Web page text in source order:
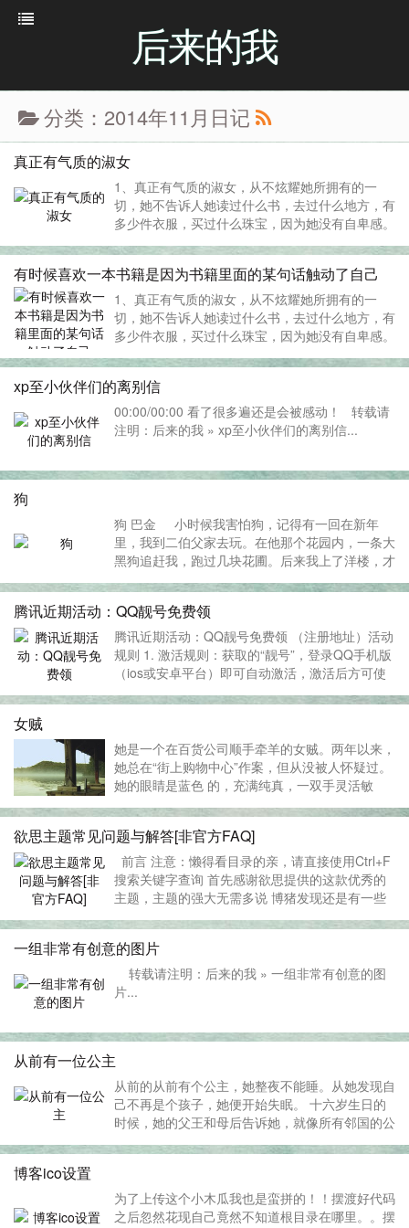
后来的我
分类：2014年11月日记
真正有气质的淑女
1、真正有气质的淑女，从不炫耀她所拥有的一
切，她不告诉人她读过什么书，去过什么地方，有
多少件衣服，买过什么珠宝，因为她没有自卑感。
——《圆舞》 2、如此情深，却难以启齿。原来你
若真爱一个人，内心酸涩，反而会说不出话来，甜
言蜜语，多数说给不相干的人听。——...
有时候喜欢一本书籍是因为书籍里面的某句话触动了自己
1、真正有气质的淑女，从不炫耀她所拥有的一
切，她不告诉人她读过什么书，去过什么地方，有
多少件衣服，买过什么珠宝，因为她没有自卑感。
——《圆舞》 2、如此情深，却难以启齿。原来你
若真爱一个人，内心酸涩，反而会说不出话来，甜
言蜜语，多数说给不相干的人听。——《她的二三
事》 ...
xp至小伙伴们的离别信
00:00/00:00 看了很多遍还是会被感动！ 转载请
注明：后来的我 » xp至小伙伴们的离别信...
狗
狗 巴金 小时候我害怕狗，记得有一回在新年
里，我到二伯父家去玩。在他那个花园内，一条大
黑狗追赶我，跑过几块花圃。后来我上了洋楼，才
躲过这一场灾难，没有让狗嘴咬坏我的腿。 以后
见着狗，我总是逃，它也总是追，而且屡屡望着我
的影子狺狺狂吠。我...
腾讯近期活动：QQ靓号免费领
腾讯近期活动：QQ靓号免费领 （注册地址）活动
规则 1. 激活规则：获取的“靓号”，登录QQ手机版
（ios或安卓平台）即可自动激活，激活后方可使
用其他产品。 2. 回收规则： （1）免费注册获取
的“靓号”，需在一周内完成激活，否则系统将自动
女贼
她是一个在百货公司顺手牵羊的女贼。两年以来，
她总在“街上购物中心”作案，但从没被人怀疑过。
她的眼睛是蓝色 的，充满纯真，一双手灵活敏
捷，左肩上常挂着一只皮包，不大，也不校她的行
窃技术，就像以快手法变魔术一样，右手做障眼动
作，左手下手偷窃。她抓住看中的 东西，小指头
打开皮包，手一...
欲思主题常见问题与解答[非官方FAQ]
前言 注意：懒得看目录的亲，请直接使用Ctrl+F
搜索关键字查询 首先感谢欲思提供的这款优秀的
主题，主题的强大无需多说 博猪发现还是有一些
朋友在使用中有各种各样的问题，博猪将这些问题
集中起来，然后一起解答，希望能帮到诸位 PS ，
其实很多都不是主题问题，而是W...
一组非常有创意的图片
转载请注明：后来的我 » 一组非常有创意的图
片...
从前有一位公主
从前的从前有个公主，她整夜不能睡。从她发现自
己不再是个孩子，她便开始失眠。 十六岁生日的
时候，她的父王和母后告诉她，就像所有邻国的公
主一样，她必须找到一个英勇的王子，用爱俘虏
他，请他做国王，为她消灭一条有三颗头和六条带
主问。王后叹口气...
博客ico设置
为了上传这个小木瓜我也是蛮拼的！！摆渡好代码
之后忽然花现自己竟然不知道根目录在哪里。。摆